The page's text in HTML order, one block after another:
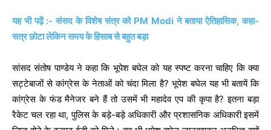
यह भी पढ़ें :- संसद के विशेष संत्र को PM Modi ने बताया ऐतिहासिक, कहा-
सत्र छोटा लेकिन समय के हिसाब से बहुत बड़ा
सांसद संतोष पाण्डेय ने कहा कि भूपेश बघेल को यह स्पष्ट करना चाहिए कि क्या
सट्टेबाजों से कांग्रेस के नेताओं को चंदा मिला है? भूपेश बघेल यह भी बतायें कि
कांग्रेस के फंड मैनेजर बने हैं तो उसमें भी महादेव एप की कृपा है? इतना बड़ा
रैकेट चल रहा था, पुलिस के बड़े-बड़े अधिकारी और प्रशासनिक अधिकारी इसमें